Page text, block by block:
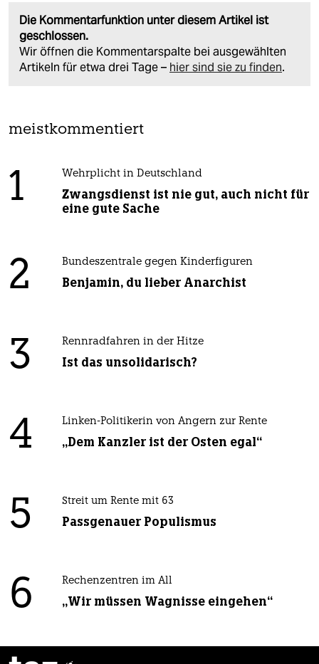
Die Kommentarfunktion unter diesem Artikel ist
geschlossen.
Wir öffnen die Kommentarspalte bei ausgewählten
Artikeln für etwa drei Tage – hier sind sie zu finden.
meistkommentiert
1 Wehrplicht in Deutschland
Zwangsdienst ist nie gut, auch nicht für
eine gute Sache
2 Bundeszentrale gegen Kinderfiguren
Benjamin, du lieber Anarchist
3 Rennradfahren in der Hitze
Ist das unsolidarisch?
4 Linken-Politikerin von Angern zur Rente
„Dem Kanzler ist der Osten egal“
5 Streit um Rente mit 63
Passgenauer Populismus
6 Rechenzentren im All
„Wir müssen Wagnisse eingehen“